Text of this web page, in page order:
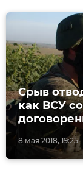
8 мая 2018, 19:25
Срыв
как ВСУ